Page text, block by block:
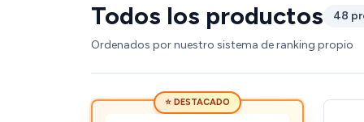
Todos los productos 48
Ordenados por nuestro sistema de ranking propio
⭐ DESTACADO